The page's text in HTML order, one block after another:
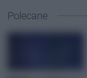
Polecane